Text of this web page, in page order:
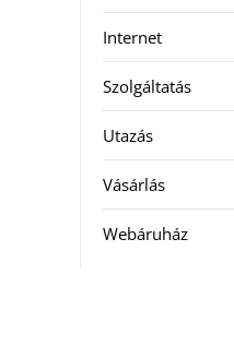
Internet
Szolgáltatás
Utazás
Vásárlás
Webáruház